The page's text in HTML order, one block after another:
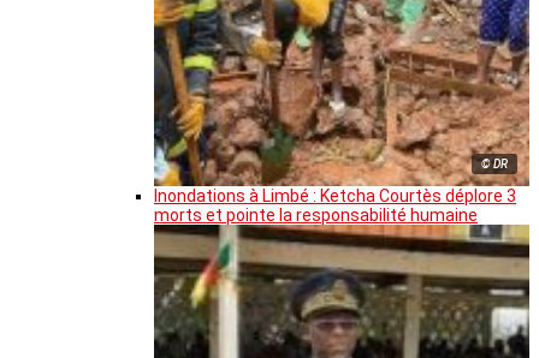
© DR
Inondations à Limbé : Ketcha Courtès déplore 3
morts et pointe la responsabilité humaine